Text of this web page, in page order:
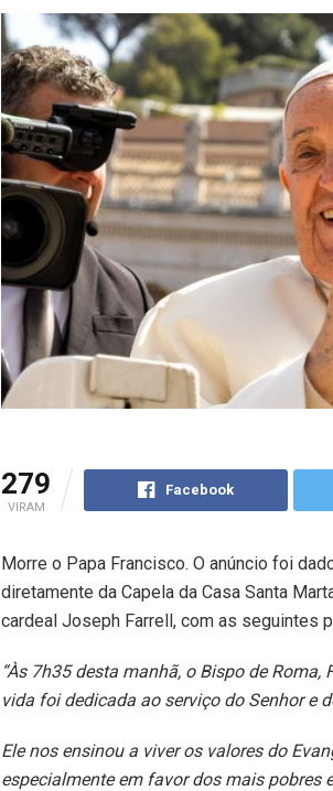
279
VIRAM
Facebook
Morre o Papa Francisco. O anúncio foi
diretamente da Capela da Casa Santa
cardeal Joseph Farrell, com as seguintes
“Às 7h35 desta manhã, o Bispo de
vida foi dedicada ao serviço do Senhor e
Ele nos ensinou a viver os valores do
especialmente em favor dos mais pobres